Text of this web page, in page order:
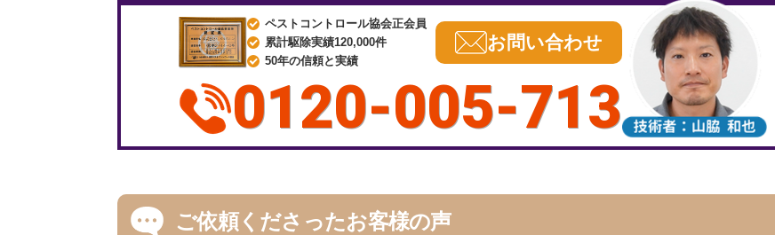
ペストコントロール協会正会員
累計駆除実績120,000件
50年の信頼と実績
お問い合わせ
0120-005-713
ご依頼くださったお客様の声